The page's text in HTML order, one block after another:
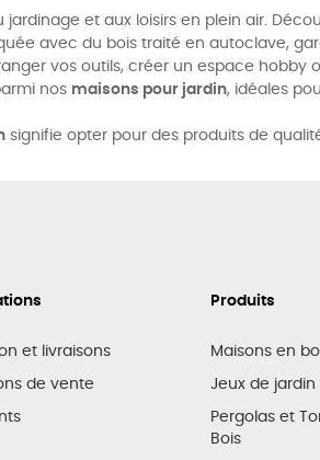
et aux loisirs en plein air.
avec du bois traité en autoclave,
vos outils, créer un espace hobby
nos maisons pour jardin, idéales
signifie opter pour des produits de
et livraisons
de vente
Produits
Maisons en
Jeux de jardin
Pergolas et
Bois